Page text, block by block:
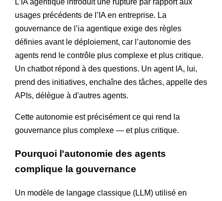
usages précédents de l’IA en entreprise. La
gouvernance de l’ia agentique exige des règles
définies avant le déploiement, car l’autonomie des
agents rend le contrôle plus complexe et plus critique.
Un chatbot répond à des questions. Un agent IA, lui,
prend des initiatives, enchaîne des tâches, appelle des
APIs, délègue à d'autres agents.
Cette autonomie est précisément ce qui rend la
gouvernance plus complexe — et plus critique.
Pourquoi l'autonomie des agents
complique la gouvernance
Un modèle de langage classique (LLM) utilisé en